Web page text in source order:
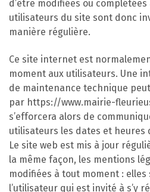
d’être modifiées ou
utilisateurs du site sont donc
manière régulière.
Ce site internet est
moment aux utilisateurs. Une
de maintenance technique
par https://www.mairie-
s’efforcera alors de
utilisateurs les dates et heures
Le site web est mis à jour
la même façon, les mentions
modifiées à tout moment : elles
l’utilisateur qui est invité à s’y